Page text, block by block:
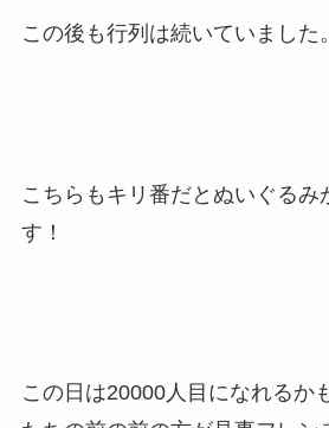
この後も行列は続いていました。
こちらもキリ番だとぬいぐるみ
す！
この日は20000人目になれるか